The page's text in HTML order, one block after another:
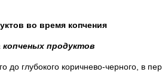
во время копчения
продуктов
до глубокого коричнево-черного, в